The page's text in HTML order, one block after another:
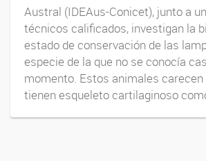
Austral (IDEAus-Conicet), junto a
técnicos calificados, investigan la
estado de conservación de las
especie de la que no se conocía
momento. Estos animales carecen
tienen esqueleto cartilaginoso